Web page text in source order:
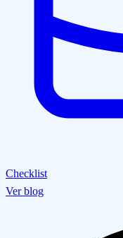
Checklist
Ver blog